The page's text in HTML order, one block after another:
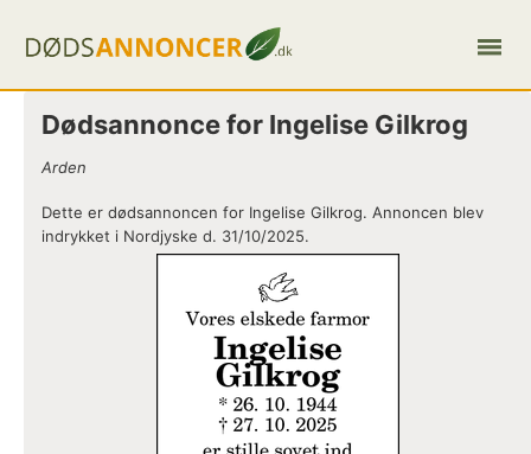
Dødsannonce for Ingelise Gilkrog
Arden
Dette er dødsannoncen for Ingelise Gilkrog. Annoncen blev
indrykket i Nordjyske d. 31/10/2025.